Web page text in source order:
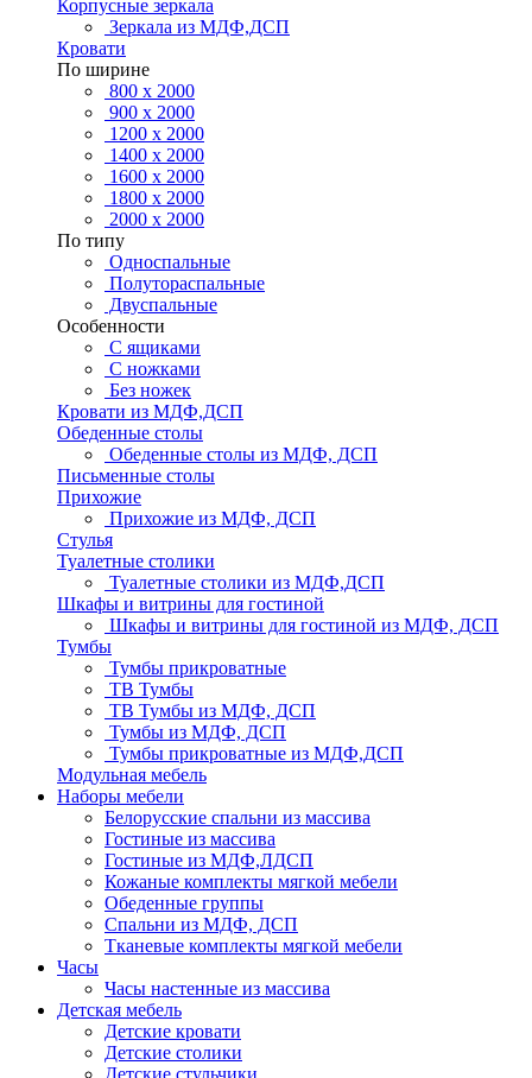
Корпусные зеркала
Зеркала из МДФ,ДСП
Кровати
По ширине
800 х 2000
900 х 2000
1200 х 2000
1400 х 2000
1600 х 2000
1800 х 2000
2000 х 2000
По типу
Односпальные
Полутораспальные
Двуспальные
Особенности
С ящиками
С ножками
Без ножек
Кровати из МДФ,ДСП
Обеденные столы
Обеденные столы из МДФ, ДСП
Письменные столы
Прихожие
Прихожие из МДФ, ДСП
Стулья
Туалетные столики
Туалетные столики из МДФ,ДСП
Шкафы и витрины для гостиной
Шкафы и витрины для гостиной из МДФ, ДСП
Тумбы
Тумбы прикроватные
ТВ Тумбы
ТВ Тумбы из МДФ, ДСП
Тумбы из МДФ, ДСП
Тумбы прикроватные из МДФ,ДСП
Модульная мебель
Наборы мебели
Белорусские спальни из массива
Гостиные из массива
Гостиные из МДФ,ЛДСП
Кожаные комплекты мягкой мебели
Обеденные группы
Спальни из МДФ, ДСП
Тканевые комплекты мягкой мебели
Часы
Часы настенные из массива
Детская мебель
Детские кровати
Детские столики
Детские стульчики